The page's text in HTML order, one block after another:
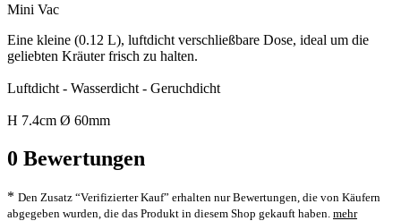
Mini Vac
Eine kleine (0.12 L), luftdicht verschließbare Dose, ideal um die
geliebten Kräuter frisch zu halten.
Luftdicht - Wasserdicht - Geruchdicht
H 7.4cm Ø 60mm
0 Bewertungen
* Den Zusatz “Verifizierter Kauf” erhalten nur Bewertungen, die von Käufern
abgegeben wurden, die das Produkt in diesem Shop gekauft haben. mehr